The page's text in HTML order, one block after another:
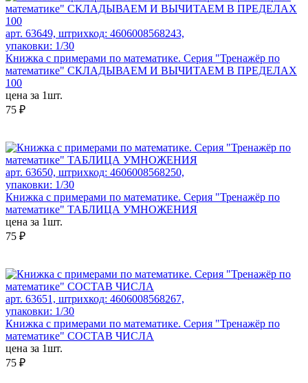
арт. 63649, штрихкод: 4606008568243,
упаковки: 1/30
Книжка с примерами по математике. Серия "Тренажёр по
математике" СКЛАДЫВАЕМ И ВЫЧИТАЕМ В ПРЕДЕЛАХ
100
цена за 1шт.
75 ₽
арт. 63650, штрихкод: 4606008568250,
упаковки: 1/30
Книжка с примерами по математике. Серия "Тренажёр по
математике" ТАБЛИЦА УМНОЖЕНИЯ
цена за 1шт.
75 ₽
арт. 63651, штрихкод: 4606008568267,
упаковки: 1/30
Книжка с примерами по математике. Серия "Тренажёр по
математике" СОСТАВ ЧИСЛА
цена за 1шт.
75 ₽